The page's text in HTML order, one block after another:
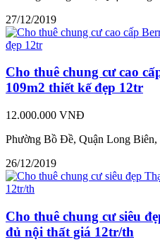
27/12/2019
Cho thuê chung cư cao
109m2 thiết kế đẹp 12tr
12.000.000 VNĐ
Phường Bồ Đề, Quận Long Biên,
26/12/2019
Cho thuê chung cư siêu
đủ nội thất giá 12tr/th